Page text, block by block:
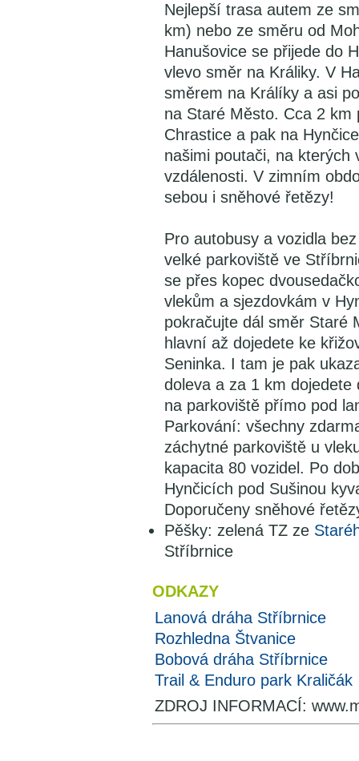
Nejlepší trasa autem ze
km) nebo ze směru od
Hanušovice se přijede do
vlevo směr na Králiky. V
směrem na Králíky a asi
na Staré Město. Cca 2
Chrastice a pak na
našimi poutači, na kterých
vzdálenosti. V zimním
sebou i sněhové řetězy!
Pro autobusy a vozidla
velké parkoviště ve
se přes kopec
vlekům a sjezdovkám v
pokračujte dál směr Staré
hlavní až dojedete ke
Seninka. I tam je pak
doleva a za 1 km
na parkoviště přímo pod
Parkování: všechny
záchytné parkoviště u
kapacita 80 vozidel. Po
Hynčicích pod Sušinou
Doporučeny sněhové
Pěšky: zelená TZ ze
Stříbrnice
ODKAZY
Lanová dráha Stříbrnice
Rozhledna Štvanice
Bobová dráha Stříbrnice
Trail & Enduro park Kraličák
ZDROJ INFORMACÍ: